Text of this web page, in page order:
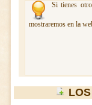
Si tienes
mostraremos en la